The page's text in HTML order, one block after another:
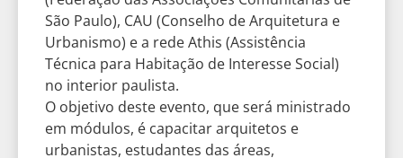
São Paulo), CAU (Conselho de Arquitetura e
Urbanismo) e a rede Athis (Assistência
Técnica para Habitação de Interesse Social)
no interior paulista.
O objetivo deste evento, que será ministrado
em módulos, é capacitar arquitetos e
urbanistas, estudantes das áreas,